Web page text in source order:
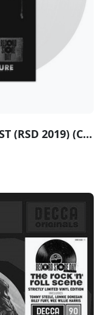
&quot;House Of Wax&quot; OST (RSD 2019) (Coke Bottle Clear Vinyl)